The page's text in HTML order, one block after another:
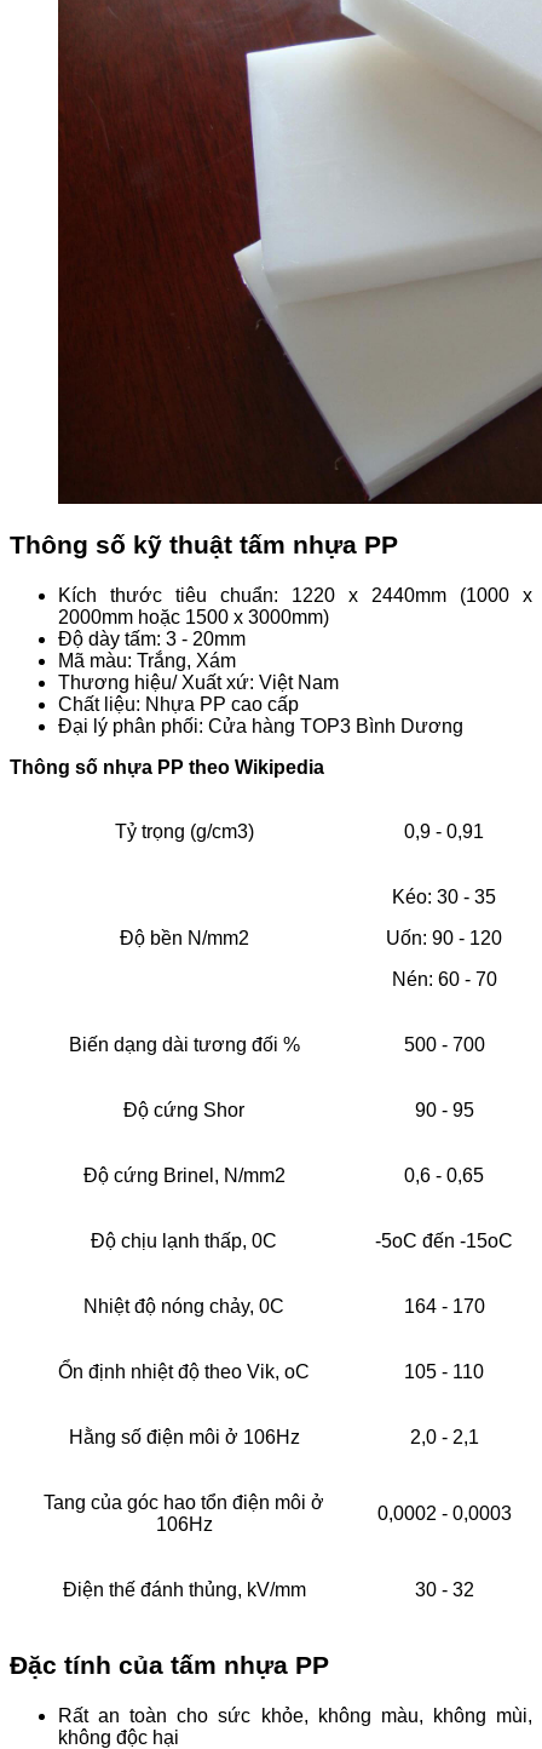
Thông số kỹ thuật tấm nhựa PP
Kích thước tiêu chuẩn: 1220 x 2440mm (1000 x
2000mm hoặc 1500 x 3000mm)
Độ dày tấm: 3 - 20mm
Mã màu: Trắng, Xám
Thương hiệu/ Xuất xứ: Việt Nam
Chất liệu: Nhựa PP cao cấp
Đại lý phân phối: Cửa hàng TOP3 Bình Dương
Thông số nhựa PP theo Wikipedia
Tỷ trọng (g/cm3) 0,9 - 0,91
Độ bền N/mm2
Kéo: 30 - 35
Uốn: 90 - 120
Nén: 60 - 70
Biến dạng dài tương đối % 500 - 700
Độ cứng Shor 90 - 95
Độ cứng Brinel, N/mm2 0,6 - 0,65
Độ chịu lạnh thấp, 0C -5oC đến -15oC
Nhiệt độ nóng chảy, 0C 164 - 170
Ổn định nhiệt độ theo Vik, oC 105 - 110
Hằng số điện môi ở 106Hz 2,0 - 2,1
Tang của góc hao tổn điện môi ở
106Hz
0,0002 - 0,0003
Điện thế đánh thủng, kV/mm 30 - 32
Đặc tính của tấm nhựa PP
Rất an toàn cho sức khỏe, không màu, không mùi,
không độc hại